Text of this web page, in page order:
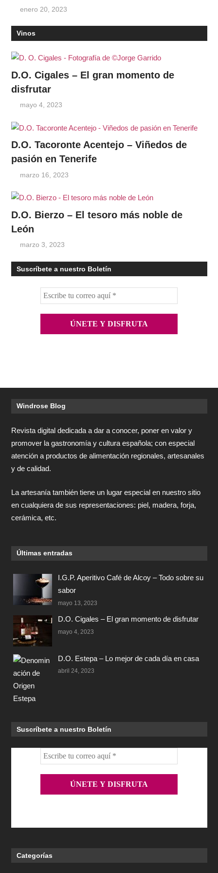
enero 20, 2023
Vinos
D.O. Cigales – El gran momento de
disfrutar
mayo 4, 2023
D.O. Tacoronte Acentejo – Viñedos de
pasión en Tenerife
marzo 16, 2023
D.O. Bierzo – El tesoro más noble de
León
marzo 3, 2023
Suscríbete a nuestro Boletín
Windrose Blog
Revista digital dedicada a dar a conocer, poner en valor y
promover la gastronomía y cultura española; con especial
atención a productos de alimentación regionales, artesanales
y de calidad.
La artesanía también tiene un lugar especial en nuestro sitio
en cualquiera de sus representaciones: piel, madera, forja,
cerámica, etc.
Últimas entradas
I.G.P. Aperitivo Café de Alcoy – Todo sobre su
sabor
mayo 13, 2023
D.O. Cigales – El gran momento de disfrutar
mayo 4, 2023
D.O. Estepa – Lo mejor de cada día en casa
abril 24, 2023
Suscríbete a nuestro Boletín
Categorías